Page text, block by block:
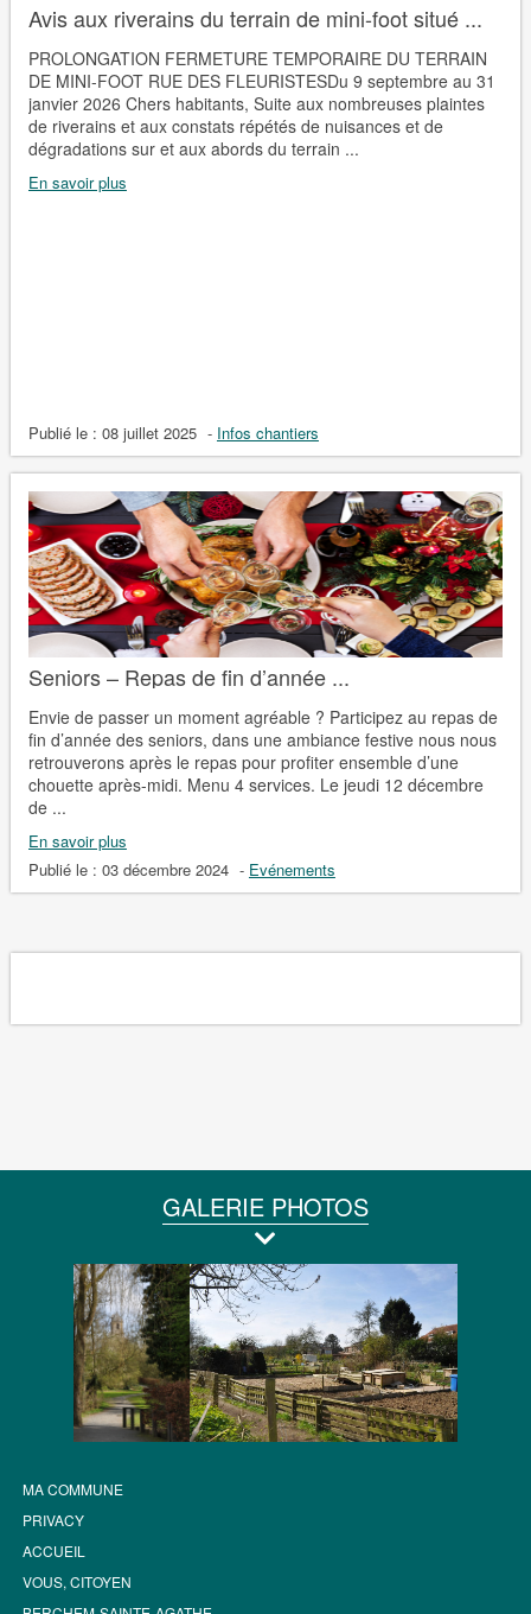
Avis aux riverains du terrain de mini-foot situé ...
PROLONGATION FERMETURE TEMPORAIRE DU TERRAIN
DE MINI-FOOT RUE DES FLEURISTESDu 9 septembre au 31
janvier 2026 Chers habitants, Suite aux nombreuses plaintes
de riverains et aux constats répétés de nuisances et de
dégradations sur et aux abords du terrain ...
En savoir plus
Publié le : 08 juillet 2025 - Infos chantiers
Seniors – Repas de fin d’année ...
Envie de passer un moment agréable ? Participez au repas de
fin d’année des seniors, dans une ambiance festive nous nous
retrouverons après le repas pour profiter ensemble d’une
chouette après-midi. Menu 4 services. Le jeudi 12 décembre
de ...
En savoir plus
Publié le : 03 décembre 2024 - Evénements
GALERIE PHOTOS
MA COMMUNE
PRIVACY
ACCUEIL
VOUS, CITOYEN